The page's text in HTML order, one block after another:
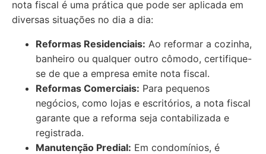
nota fiscal é uma prática que pode ser aplicada em
diversas situações no dia a dia:
Reformas Residenciais: Ao reformar a cozinha,
banheiro ou qualquer outro cômodo, certifique-
se de que a empresa emite nota fiscal.
Reformas Comerciais: Para pequenos
negócios, como lojas e escritórios, a nota fiscal
garante que a reforma seja contabilizada e
registrada.
Manutenção Predial: Em condomínios, é